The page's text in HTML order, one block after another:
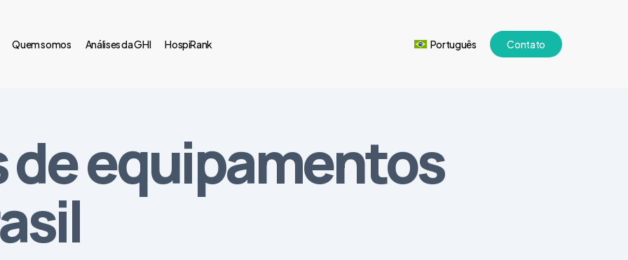
Quem somos Análises da GHI HospiRank Português Contato
de equipamentos